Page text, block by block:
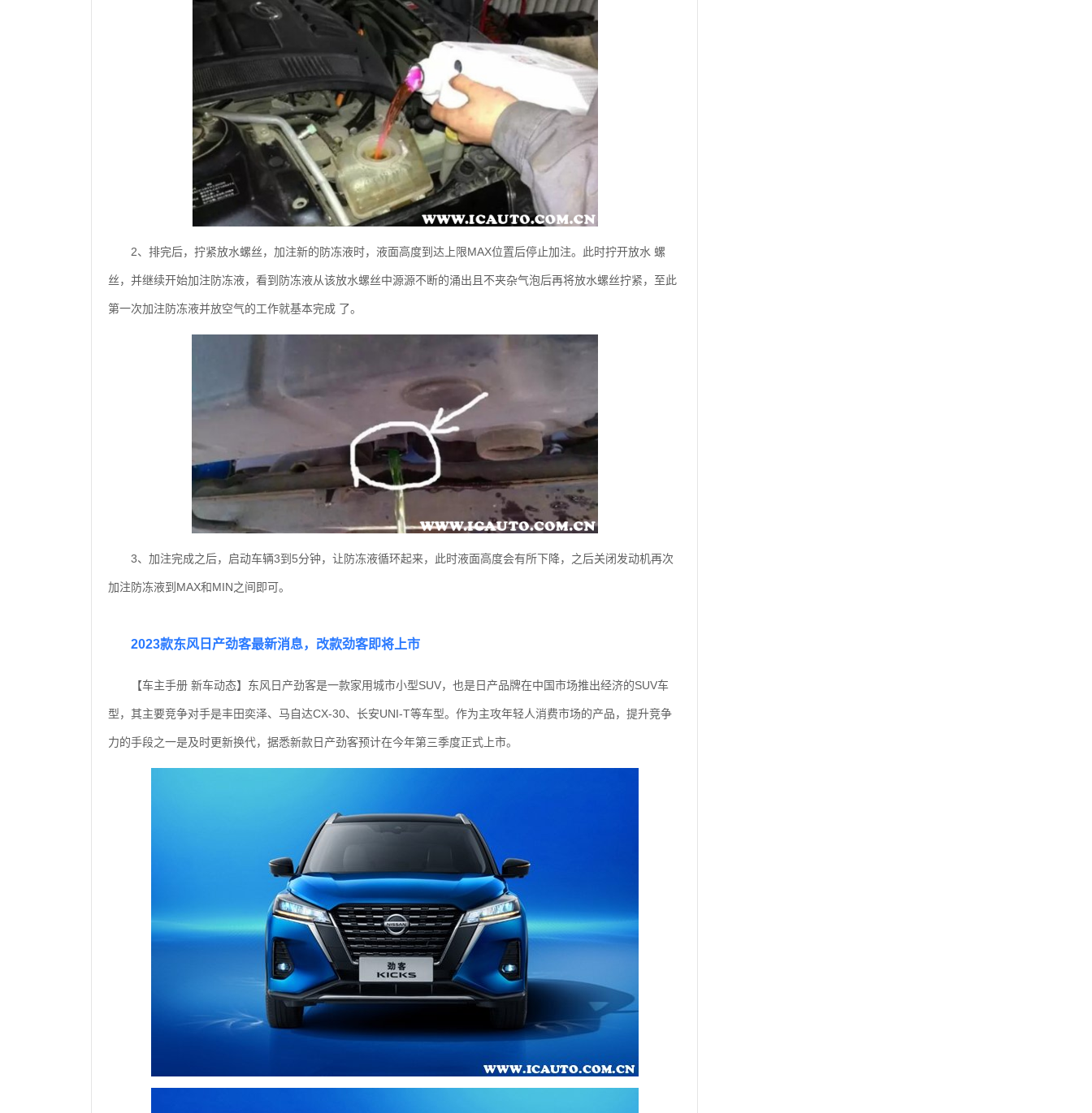
2、排完后，拧紧放水螺丝，加注新的防冻液时，液面高度到达上限MAX位置后停止加注。此时拧开放水 螺
丝，并继续开始加注防冻液，看到防冻液从该放水螺丝中源源不断的涌出且不夹杂气泡后再将放水螺丝拧紧，至此
第一次加注防冻液并放空气的工作就基本完成 了。
3、加注完成之后，启动车辆3到5分钟，让防冻液循环起来，此时液面高度会有所下降，之后关闭发动机再次
加注防冻液到MAX和MIN之间即可。
2023款东风日产劲客最新消息，改款劲客即将上市
【车主手册 新车动态】东风日产劲客是一款家用城市小型SUV，也是日产品牌在中国市场推出经济的SUV车
型，其主要竞争对手是丰田奕泽、马自达CX-30、长安UNI-T等车型。作为主攻年轻人消费市场的产品，提升竞争
力的手段之一是及时更新换代，据悉新款日产劲客预计在今年第三季度正式上市。